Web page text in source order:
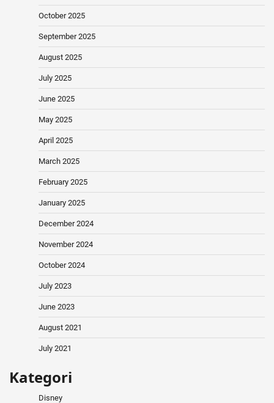
October 2025
September 2025
August 2025
July 2025
June 2025
May 2025
April 2025
March 2025
February 2025
January 2025
December 2024
November 2024
October 2024
July 2023
June 2023
August 2021
July 2021
Kategori
Disney